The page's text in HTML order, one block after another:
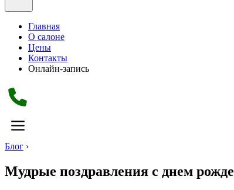
Главная
О салоне
Цены
Контакты
Онлайн-запись
Блог ›
Мудрые поздравления с днем